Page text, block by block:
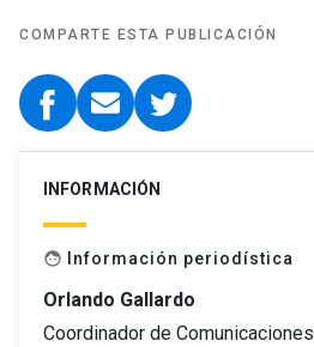
COMPARTE ESTA PUBLICACIÓN
INFORMACIÓN
face Información periodística
Orlando Gallardo
Coordinador de Comunicaciones